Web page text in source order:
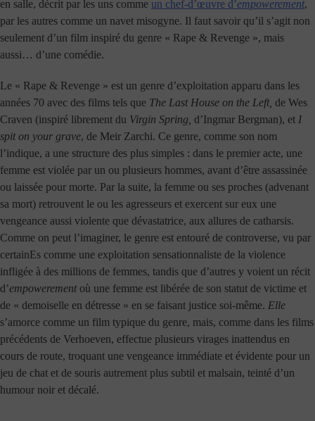
en salle, décrit par les uns comme un chef-d’œuvre d’empowerement,
par les autres comme un navet misogyne. Il faut savoir qu’il s’agit non
seulement d’un film inspiré du genre « Rape & Revenge », mais
aussi… d’une comédie.
Le « Rape & Revenge » est un genre d’exploitation apparu dans les
années 70 avec des films tels que The Last House on the Left, de Wes
Craven (inspiré librement du Virgin Spring, d’Ingmar Bergman), et I
spit on your grave, de Meir Zarchi. Ce genre, comme son nom
l’indique, a une structure des plus simples : dans le premier acte, une
femme est violée par un ou plusieurs hommes, avant d’être assassinée
ou laissée pour morte. Par la suite, la femme ou ses proches (advenant
sa mort) retrouvent le ou les agresseurs et exercent sur eux une
vengeance aussi violente que dévastatrice, aux allures de catharsis.
Comme on peut l’imaginer, le genre est entouré de controverse, vu par
certainEs comme une exploitation sensationnaliste de la violence
infligée à des millions de femmes, tandis que d’autres y voient un récit
d’empowerementoù une femme est libérée de son statut de victime et
de « demoiselle en détresse » en se faisant justice soi-même. Elle
s’amorce comme un film typique du genre, mais, comme dans les films
précédents de Verhoeven, effectue plusieurs virages inattendus en
cours de route, troquant une vengeance immédiate et évidente pour un
jeu de chat et de souris autrement plus subtil et malsain, teinté d’un
humour noir et décalé.